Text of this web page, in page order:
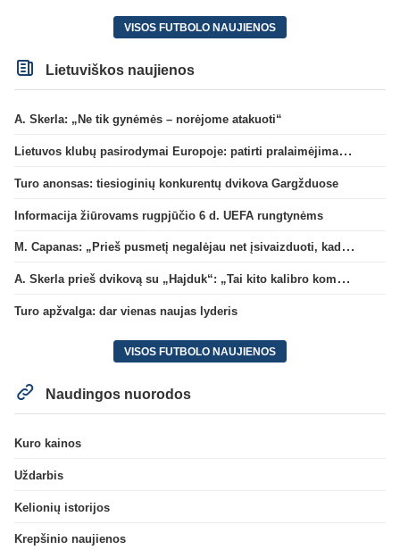
VISOS FUTBOLO NAUJIENOS
Lietuviškos naujienos
A. Skerla: „Ne tik gynėmės – norėjome atakuoti“
Lietuvos klubų pasirodymai Europoje: patirti pralaimėjimai Kroatijos atstovams
Turo anonsas: tiesioginių konkurentų dvikova Gargžduose
Informacija žiūrovams rugpjūčio 6 d. UEFA rungtynėms
M. Capanas: „Prieš pusmetį negalėjau net įsivaizduoti, kad žaisime prieš „Hajduk“
A. Skerla prieš dvikovą su „Hajduk“: „Tai kito kalibro komanda“
Turo apžvalga: dar vienas naujas lyderis
VISOS FUTBOLO NAUJIENOS
Naudingos nuorodos
Kuro kainos
Uždarbis
Kelionių istorijos
Krepšinio naujienos